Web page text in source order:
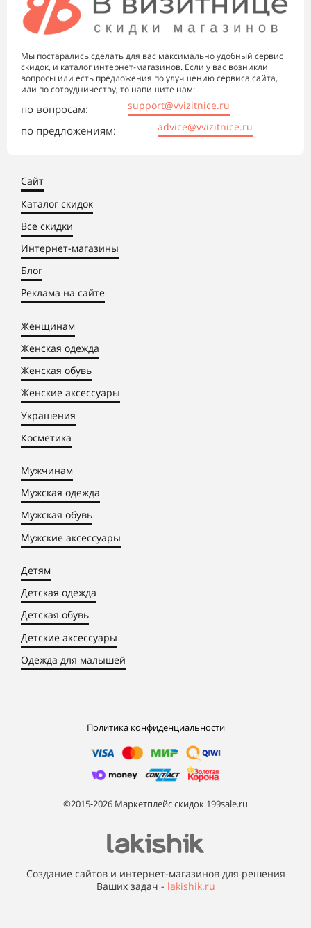
Мы постарались сделать для вас максимально удобный сервис
скидок, и каталог интернет-магазинов. Если у вас возникли
вопросы или есть предложения по улучшению сервиса сайта,
или по сотрудничеству, то напишите нам:
по вопросам: support@vvizitnice.ru
по предложениям: advice@vvizitnice.ru
Сайт
Каталог скидок
Все скидки
Интернет-магазины
Блог
Реклама на сайте
Женщинам
Женская одежда
Женская обувь
Женские аксессуары
Украшения
Косметика
Мужчинам
Мужская одежда
Мужская обувь
Мужские аксессуары
Детям
Детская одежда
Детская обувь
Детские аксессуары
Одежда для малышей
Политика конфиденциальности
©2015-2026 Маркетплейс скидок 199sale.ru
Создание сайтов и интернет-магазинов для решения
Ваших задач - lakishik.ru